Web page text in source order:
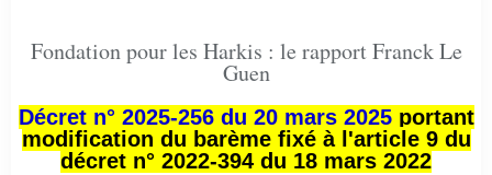
Fondation pour les Harkis : le rapport Franck Le
Guen
Décret n° 2025-256 du 20 mars 2025portant
modification du barème fixé à l'article 9 du
décret n° 2022-394 du 18 mars 2022